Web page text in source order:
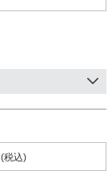
(税込)